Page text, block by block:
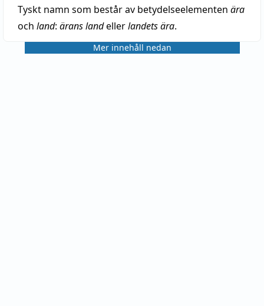
Tyskt namn som består av betydelseelementen ära
och land: ärans landellerlandets ära.
Mer innehåll nedan